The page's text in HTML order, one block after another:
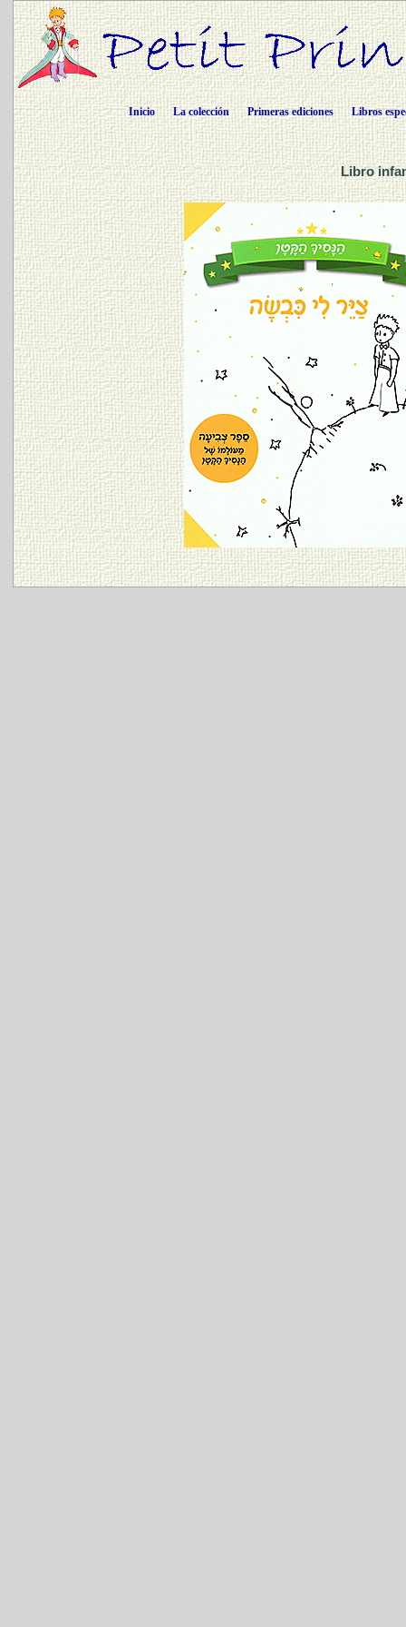
Inicio La colección Primeras ediciones Libros
Libro